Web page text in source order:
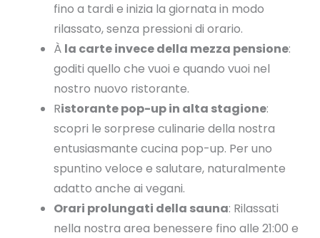
fino a tardi e inizia la giornata in modo
rilassato, senza pressioni di orario.
À la carte invece della mezza pensione:
goditi quello che vuoi e quando vuoi nel
nostro nuovo ristorante.
Ristorante pop-up in alta stagione:
scopri le sorprese culinarie della nostra
entusiasmante cucina pop-up. Per uno
spuntino veloce e salutare, naturalmente
adatto anche ai vegani.
Orari prolungati della sauna: Rilassati
nella nostra area benessere fino alle 21:00 e